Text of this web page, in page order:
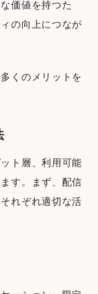
価値を持つた
の向上につなが
くのメリットを
ト層、利用可能
す。まず、配信
れぞれ適切な活